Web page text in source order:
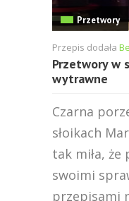
Przetwory
Przepis dodała
Przetwory w
wytrawne
Czarna
słoikach
tak miła, że
swoimi
przepisami